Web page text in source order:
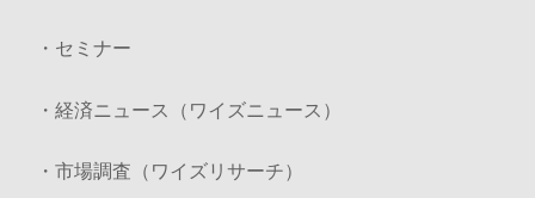
・セミナー
・経済ニュース（ワイズニュース）
・市場調査（ワイズリサーチ）